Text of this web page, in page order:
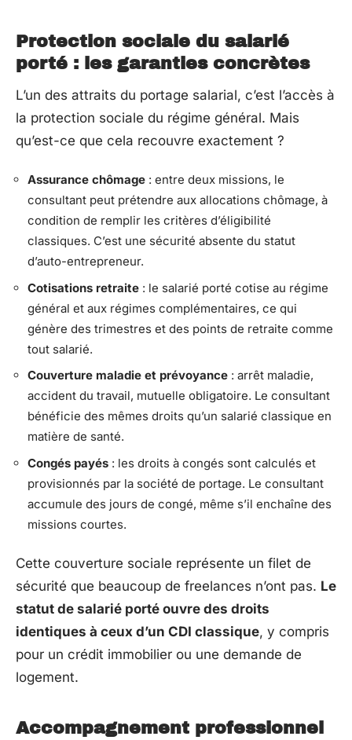
Protection sociale du salarié
porté : les garanties concrètes
L’un des attraits du portage salarial, c’est l’accès à
la protection sociale du régime général. Mais
qu’est-ce que cela recouvre exactement ?
Assurance chômage : entre deux missions, le
consultant peut prétendre aux allocations chômage, à
condition de remplir les critères d’éligibilité
classiques. C’est une sécurité absente du statut
d’auto-entrepreneur.
Cotisations retraite : le salarié porté cotise au régime
général et aux régimes complémentaires, ce qui
génère des trimestres et des points de retraite comme
tout salarié.
Couverture maladie et prévoyance : arrêt maladie,
accident du travail, mutuelle obligatoire. Le consultant
bénéficie des mêmes droits qu’un salarié classique en
matière de santé.
Congés payés : les droits à congés sont calculés et
provisionnés par la société de portage. Le consultant
accumule des jours de congé, même s’il enchaîne des
missions courtes.
Cette couverture sociale représente un filet de
sécurité que beaucoup de freelances n’ont pas. Le
statut de salarié porté ouvre des droits
identiques à ceux d’un CDI classique, y compris
pour un crédit immobilier ou une demande de
logement.
Accompagnement professionnel